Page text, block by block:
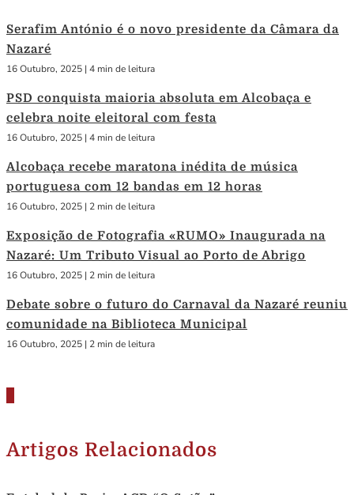
Serafim António é o novo presidente da Câmara da
Nazaré
16 Outubro, 2025 | 4 min de leitura
PSD conquista maioria absoluta em Alcobaça e
celebra noite eleitoral com festa
16 Outubro, 2025 | 4 min de leitura
Alcobaça recebe maratona inédita de música
portuguesa com 12 bandas em 12 horas
16 Outubro, 2025 | 2 min de leitura
Exposição de Fotografia «RUMO» Inaugurada na
Nazaré: Um Tributo Visual ao Porto de Abrigo
16 Outubro, 2025 | 2 min de leitura
Debate sobre o futuro do Carnaval da Nazaré reuniu
comunidade na Biblioteca Municipal
16 Outubro, 2025 | 2 min de leitura
Artigos Relacionados